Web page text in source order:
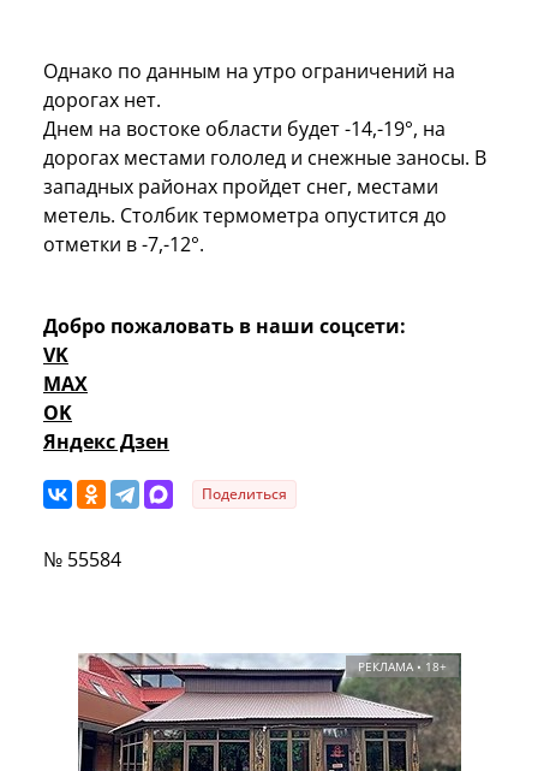
Однако по данным на утро ограничений на
дорогах нет.
Днем на востоке области будет -14,-19°, на
дорогах местами гололед и снежные заносы. В
западных районах пройдет снег, местами
метель. Столбик термометра опустится до
отметки в -7,-12°.
Добро пожаловать в наши соцсети:
VK
MAX
OK
Яндекс Дзен
Поделиться
№ 55584
РЕКЛАМА • 18+